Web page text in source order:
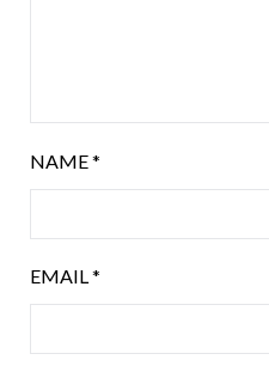
NAME*
EMAIL*